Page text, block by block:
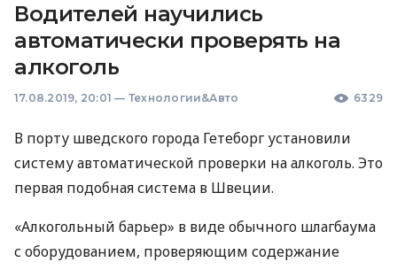
Водителей научились
автоматически проверять на
алкоголь
17.08.2019, 20:01 — Технологии&Авто 6329
В порту шведского города Гетеборг установили
систему автоматической проверки на алкоголь. Это
первая подобная система в Швеции.
«Алкогольный барьер» в виде обычного шлагбаума
с оборудованием, проверяющим содержание